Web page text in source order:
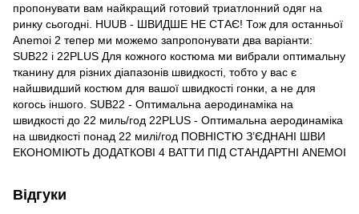
пропонувати вам найкращий готовий триатлонний одяг на
ринку сьогодні. HUUB - ШВИДШЕ НЕ СТАЄ! Тож для останньої
Anemoi 2 тепер ми можемо запропонувати два варіанти:
SUB22 і 22PLUS Для кожного костюма ми вибрали оптимальну
тканину для різних діапазонів швидкості, тобто у вас є
найшвидший костюм для вашої швидкості гонки, а не для
когось іншого. SUB22 - Оптимальна аеродинаміка на
швидкості до 22 миль/год 22PLUS - Оптимальна аеродинаміка
на швидкості понад 22 милі/год ПОВНІСТЮ З’ЄДНАНІ ШВИ
ЕКОНОМІЮТЬ ДОДАТКОВІ 4 ВАТТИ ПІД СТАНДАРТНІ ANEMOI
Відгуки